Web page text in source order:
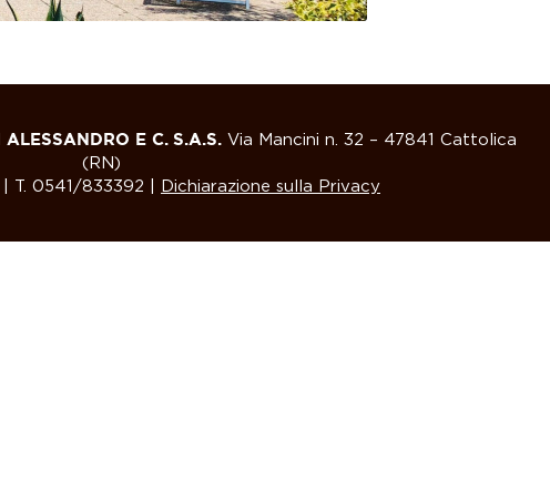
E C. S.A.S.Via Mancini n. 32 – 47841 Cattolica
(RN)
T. 0541/833392 |
Dichiarazione sulla Privacy